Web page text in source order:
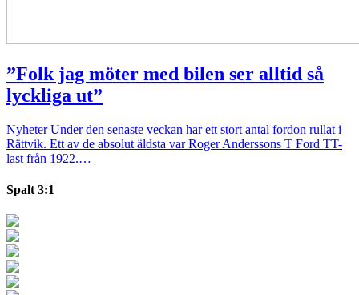
”Folk jag möter med bilen ser alltid så
lyckliga ut”
Nyheter Under den senaste veckan har ett stort antal fordon rullat i
Rättvik. Ett av de absolut äldsta var Roger Anderssons T Ford TT-
last från 1922.…
Spalt 3:1